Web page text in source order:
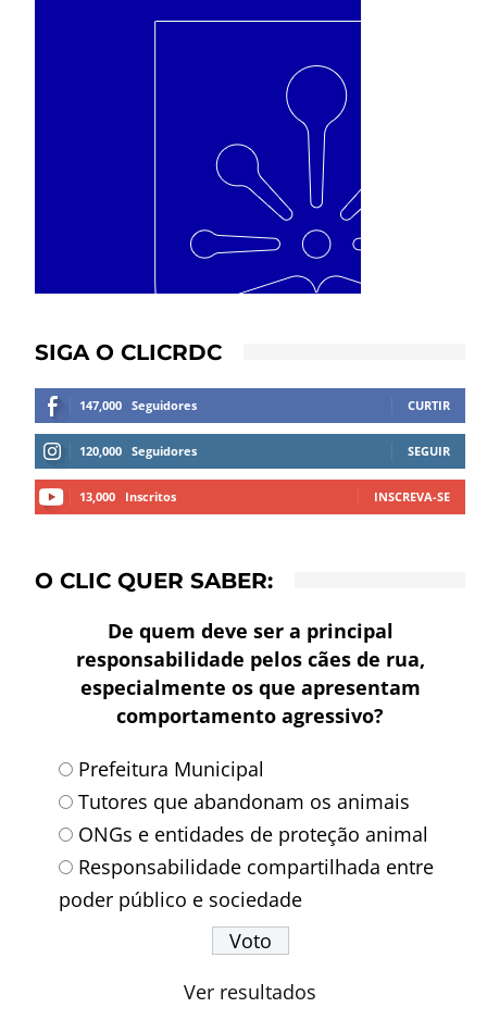
SIGA O CLICRDC
147,000 Seguidores CURTIR
120,000 Seguidores SEGUIR
13,000 Inscritos INSCREVA-SE
O CLIC QUER SABER:
De quem deve ser a principal
responsabilidade pelos cães de rua,
especialmente os que apresentam
comportamento agressivo?
Prefeitura Municipal
Tutores que abandonam os animais
ONGs e entidades de proteção animal
Responsabilidade compartilhada entre
poder público e sociedade
Ver resultados